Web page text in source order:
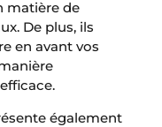
matière de
De plus, ils
en avant vos
également